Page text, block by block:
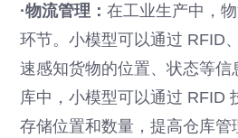
·物流管理：在工业生产中，
环节。小模型可以通过 RFID
速感知货物的位置、状态等信
库中，小模型可以通过 RFID
存储位置和数量，提高仓库管